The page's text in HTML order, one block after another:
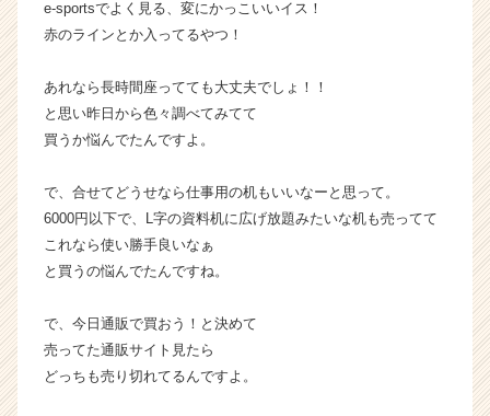
企
か
ら
ス
ウ
が
届
く
活
サ
イ
e-sportsでよく見る、変にかっこいいイス！
赤のラインとか入ってるやつ！
あれなら長時間座ってても大丈夫でしょ！！
と思い昨日から色々調べてみてて
買うか悩んでたんですよ。
で、合せてどうせなら仕事用の机もいいなーと思って。
6000円以下で、L字の資料机に広げ放題みたいな机も売ってて
これなら使い勝手良いなぁ
と買うの悩んでたんですね。
で、今日通販で買おう！と決めて
売ってた通販サイト見たら
どっちも売り切れてるんですよ。